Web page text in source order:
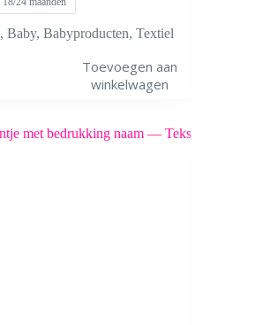
, Baby, Babyproducten, Textiel
Toevoegen aan
winkelwagen